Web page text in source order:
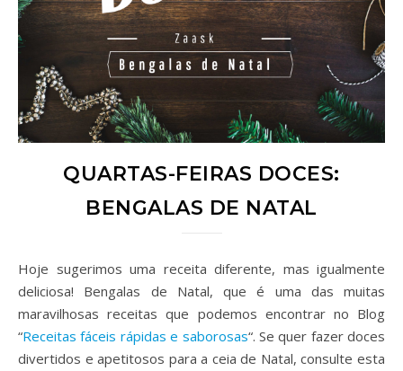
QUARTAS-FEIRAS DOCES:
BENGALAS DE NATAL
Hoje sugerimos uma receita diferente, mas igualmente
deliciosa! Bengalas de Natal, que é uma das muitas
maravilhosas receitas que podemos encontrar no Blog
“Receitas fáceis rápidas e saborosas“. Se quer fazer doces
divertidos e apetitosos para a ceia de Natal, consulte esta